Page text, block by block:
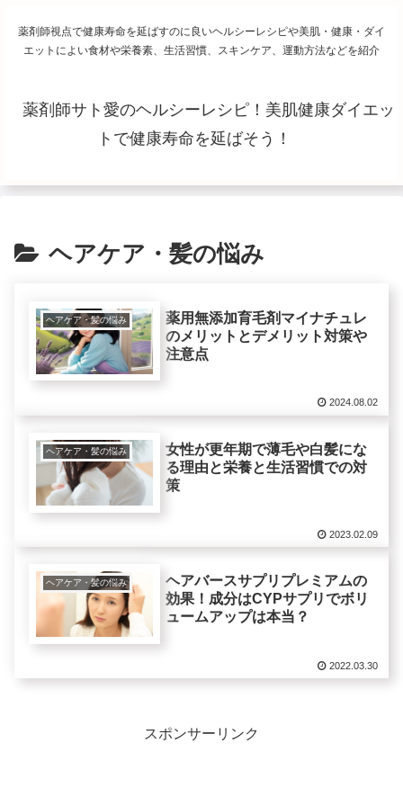
薬剤師視点で健康寿命を延ばすのに良いヘルシーレシピや美肌・健康・ダイ
エットによい食材や栄養素、生活習慣、スキンケア、運動方法などを紹介
薬剤師サト愛のヘルシーレシピ！美肌健康ダイエッ
トで健康寿命を延ばそう！
ヘアケア・髪の悩み
ヘアケア・髪の悩み
薬用無添加育毛剤マイナチュレ
のメリットとデメリット対策や
注意点
2024.08.02
ヘアケア・髪の悩み
女性が更年期で薄毛や白髪にな
る理由と栄養と生活習慣での対
策
2023.02.09
ヘアケア・髪の悩み
ヘアバースサプリプレミアムの
効果！成分はCYPサプリでボリ
ュームアップは本当？
2022.03.30
スポンサーリンク